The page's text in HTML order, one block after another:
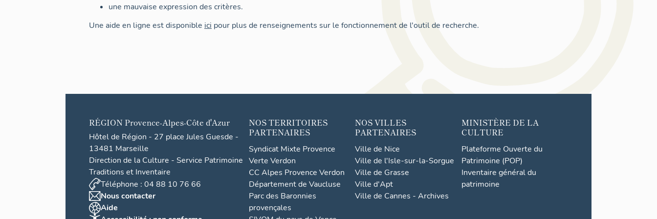
une mauvaise expression des critères.
Une aide en ligne est disponible ici pour plus de renseignements sur le fonctionnement de l'outil de recherche.
RÉGION Provence-Alpes-Côte d'Azur
Hôtel de Région - 27 place Jules Guesde -
13481 Marseille
Direction de la Culture - Service Patrimoine
Traditions et Inventaire
Téléphone : 04 88 10 76 66
Nous contacter
Aide
NOS TERRITOIRES
PARTENAIRES
Syndicat Mixte Provence
Verte Verdon
CC Alpes Provence Verdon
Département de Vaucluse
Parc des Baronnies
provençales
NOS VILLES
PARTENAIRES
Ville de Nice
Ville de l'Isle-sur-la-Sorgue
Ville de Grasse
Ville d'Apt
Ville de Cannes - Archives
MINISTÈRE DE LA
CULTURE
Plateforme Ouverte du
Patrimoine (POP)
Inventaire général du
patrimoine